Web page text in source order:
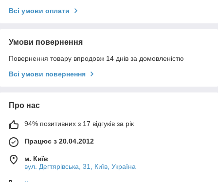
Всі умови оплати
Умови повернення
Повернення товару впродовж 14 днів за домовленістю
Всі умови повернення
Про нас
94% позитивних з 17 відгуків за рік
Працює з 20.04.2012
м. Київ
вул. Дегтярівська, 31, Київ, Україна